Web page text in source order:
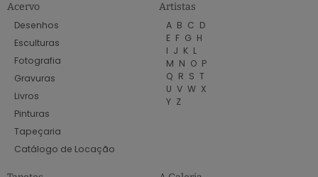
Acervo
Desenhos
Esculturas
Fotografia
Gravuras
Livros
Pinturas
Tapeçaria
Catálogo de Locação
Artistas
A B C D
E F G H
I J K L
M N O P
Q R S T
U V W X
Y Z